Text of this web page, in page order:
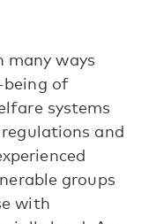
many ways
being of
systems
and
groups
with